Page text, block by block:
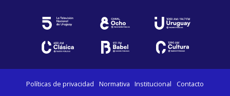
Políticas de privacidad Normativa Institucional Contacto